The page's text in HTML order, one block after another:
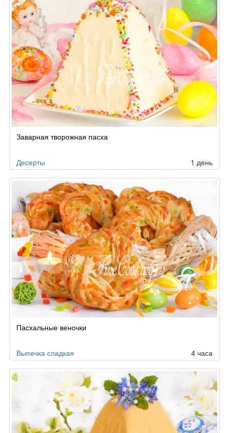
Заварная творожная пасха
Десерты 1 день
Пасхальные веночки
Выпечка сладкая 4 часа